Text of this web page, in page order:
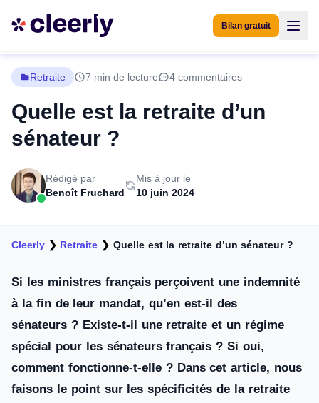
Bilan gratuit
Retraite 7 min de lecture 4 commentaires
Quelle est la retraite d’un
sénateur ?
Rédigé par
Benoît Fruchard
Mis à jour le
10 juin 2024
Cleerly ❯ Retraite ❯ Quelle est la retraite d’un sénateur ?
Si les ministres français perçoivent une indemnité
à la fin de leur mandat, qu’en est-il des
sénateurs ? Existe-t-il une retraite et un régime
spécial pour les sénateurs français ? Si oui,
comment fonctionne-t-elle ? Dans cet article, nous
faisons le point sur les spécificités de la retraite